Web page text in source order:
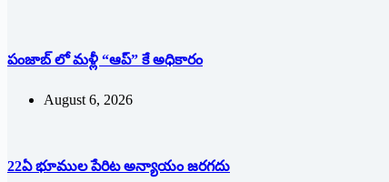
పంజాబ్ లో మళ్లీ “ఆప్” కే అధికారం
August 6, 2026
22ఏ భూముల పేరిట అన్యాయం జరగదు